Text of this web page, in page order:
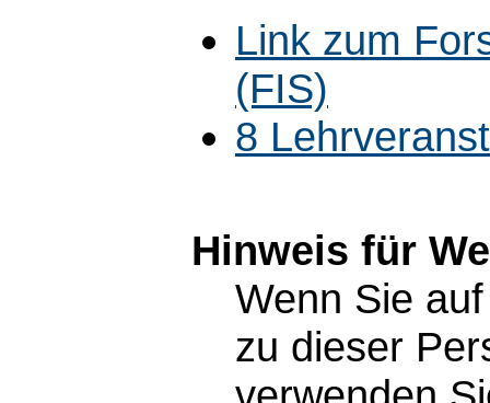
Link zum
(FIS)
8
Hinweis für
Wenn Sie
zu dieser